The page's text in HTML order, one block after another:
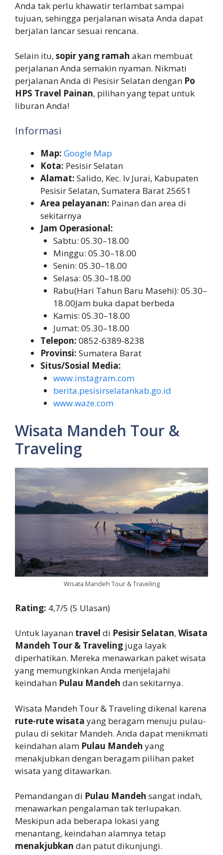
Anda tak perlu khawatir terlambat sampai
tujuan, sehingga perjalanan wisata Anda dapat
berjalan lancar sesuai rencana.
Selain itu, sopir yang ramah akan membuat
perjalanan Anda semakin nyaman. Nikmati
perjalanan Anda di Pesisir Selatan dengan Po
HPS Travel Painan, pilihan yang tepat untuk
liburan Anda!
Informasi
Map: Google Map
Kota: Pesisir Selatan
Alamat: Salido, Kec. Iv Jurai, Kabupaten
Pesisir Selatan, Sumatera Barat 25651
Area pelayanan: Painan dan area di
sekitarnya
Jam Operasional:
Sabtu: 05.30–18.00
Minggu: 05.30–18.00
Senin: 05.30–18.00
Selasa: 05.30–18.00
Rabu(Hari Tahun Baru Masehi): 05.30–
18.00Jam buka dapat berbeda
Kamis: 05.30–18.00
Jumat: 05.30–18.00
Telepon: 0852-6389-8238
Provinsi: Sumatera Barat
Situs/Sosial Media:
www.instagram.com
berita.pesisirselatankab.go.id
www.waze.com
Wisata Mandeh Tour &
Traveling
Wisata Mandeh Tour & Traveling
Rating: 4,7/5 (5 Ulasan)
Untuk layanan travel di Pesisir Selatan, Wisata
Mandeh Tour & Traveling juga layak
diperhatikan. Mereka menawarkan paket wisata
yang memungkinkan Anda menjelajahi
keindahan Pulau Mandeh dan sekitarnya.
Wisata Mandeh Tour & Traveling dikenal karena
rute-rute wisata yang beragam menuju pulau-
pulau di sekitar Mandeh. Anda dapat menikmati
keindahan alam Pulau Mandeh yang
menakjubkan dengan beragam pilihan paket
wisata yang ditawarkan.
Pemandangan di Pulau Mandeh sangat indah,
menawarkan pengalaman tak terlupakan.
Meskipun ada beberapa lokasi yang
menantang, keindahan alamnya tetap
menakjubkan dan patut dikunjungi.